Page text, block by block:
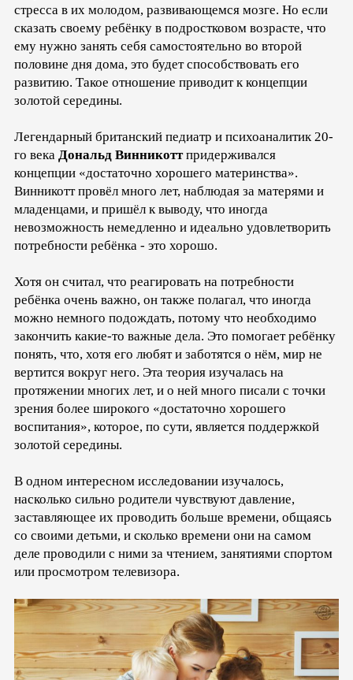
стресса в их молодом, развивающемся мозге. Но если
сказать своему ребёнку в подростковом возрасте, что
ему нужно занять себя самостоятельно во второй
половине дня дома, это будет способствовать его
развитию. Такое отношение приводит к концепции
золотой середины.
Легендарный британский педиатр и психоаналитик 20-
го века Дональд Винникоттпридерживался
концепции «достаточно хорошего материнства».
Винникотт провёл много лет, наблюдая за матерями и
младенцами, и пришёл к выводу, что иногда
невозможность немедленно и идеально удовлетворить
потребности ребёнка - это хорошо.
Хотя он считал, что реагировать на потребности
ребёнка очень важно, он также полагал, что иногда
можно немного подождать, потому что необходимо
закончить какие-то важные дела. Это помогает ребёнку
понять, что, хотя его любят и заботятся о нём, мир не
вертится вокруг него. Эта теория изучалась на
протяжении многих лет, и о ней много писали с точки
зрения более широкого «достаточно хорошего
воспитания», которое, по сути, является поддержкой
золотой середины.
В одном интересном исследовании изучалось,
насколько сильно родители чувствуют давление,
заставляющее их проводить больше времени, общаясь
со своими детьми, и сколько времени они на самом
деле проводили с ними за чтением, занятиями спортом
или просмотром телевизора.